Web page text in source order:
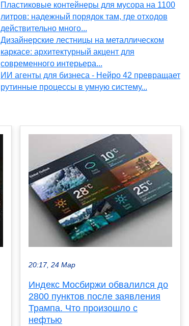
Пластиковые контейнеры для мусора на 1100
литров: надежный порядок там, где отходов
действительно много...
Дизайнерские лестницы на металлическом
каркасе: архитектурный акцент для
современного интерьера...
ИИ агенты для бизнеса - Нейро 42 превращает
рутинные процессы в умную систему...
20:17, 24 Мар
Индекс Мосбиржи обвалился до
2800 пунктов после заявления
Трампа. Что произошло с
нефтью